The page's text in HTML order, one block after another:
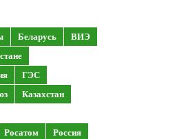
Беларусь
ВИЭ
ГЭС
Казахстан
Росатом
Россия